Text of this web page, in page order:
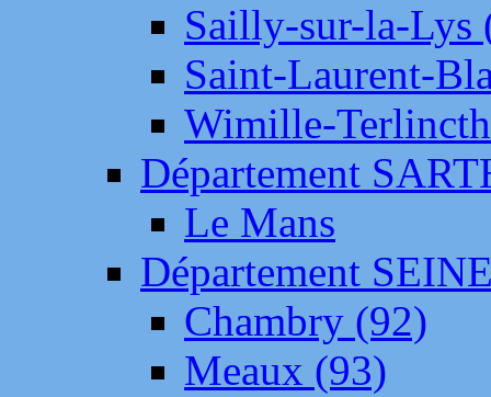
Sailly-sur-la-Lys
Saint-Laurent-
Wimille-
Département
Le Mans
Département
Chambry (92)
Meaux (93)